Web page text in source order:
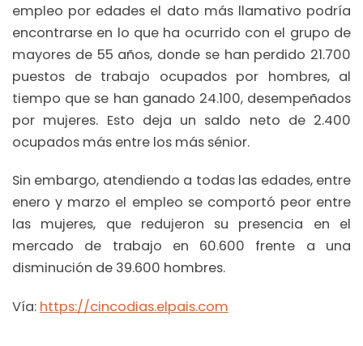
empleo por edades el dato más llamativo podría
encontrarse en lo que ha ocurrido con el grupo de
mayores de 55 años, donde se han perdido 21.700
puestos de trabajo ocupados por hombres, al
tiempo que se han ganado 24.100, desempeñados
por mujeres. Esto deja un saldo neto de 2.400
ocupados más entre los más sénior.
Sin embargo, atendiendo a todas las edades, entre
enero y marzo el empleo se comportó peor entre
las mujeres, que redujeron su presencia en el
mercado de trabajo en 60.600 frente a una
disminución de 39.600 hombres.
Vía: https://cincodias.elpais.com